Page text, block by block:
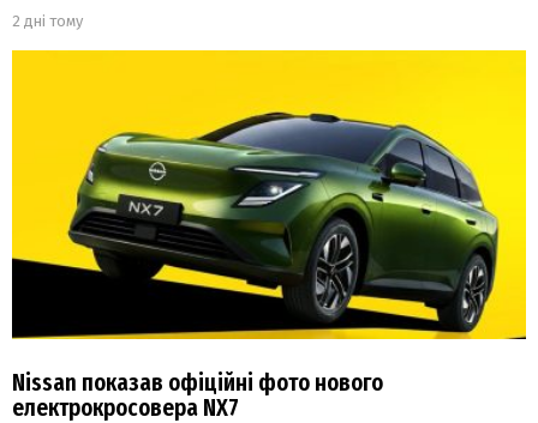
2 дні тому
Nissan показав офіційні фото нового
електрокросовера NX7